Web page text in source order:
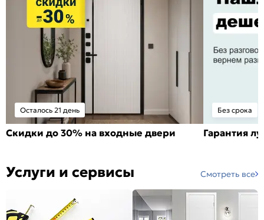
Осталось 21 день
Скидки до 30% на входные двери
Без срока
Гарантия
Услуги и сервисы Смотреть все